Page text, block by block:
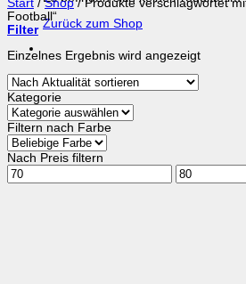
Zurück zum Shop
Start / Shop /Produkte verschlagwortet
Football“
Filter
Einzelnes Ergebnis wird angezeigt
Kategorie
Filtern nach Farbe
Nach Preis filtern
Min.
Preis
Max.
Preis